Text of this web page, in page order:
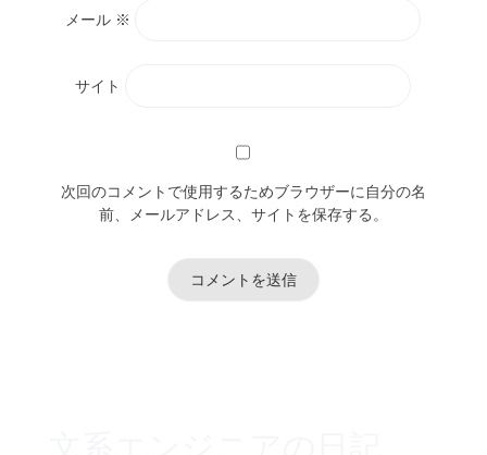
メール ※
サイト
次回のコメントで使用するためブラウザーに自分の名
前、メールアドレス、サイトを保存する。